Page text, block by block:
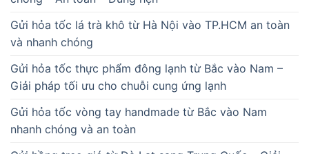
Gửi hỏa tốc lá trà khô từ Hà Nội vào TP.HCM an toàn
và nhanh chóng
Gửi hỏa tốc thực phẩm đông lạnh từ Bắc vào Nam –
Giải pháp tối ưu cho chuỗi cung ứng lạnh
Gửi hỏa tốc vòng tay handmade từ Bắc vào Nam
nhanh chóng và an toàn